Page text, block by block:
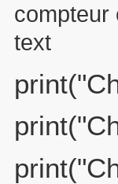
compteur
text